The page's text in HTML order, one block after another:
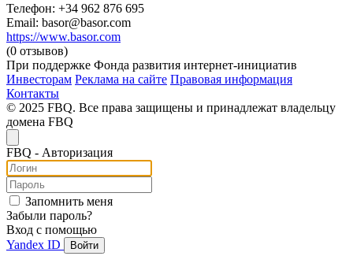
Телефон: +34 962 876 695
Email: basor@basor.com
https://www.basor.com
(0 отзывов)
При поддержке Фонда развития интернет-инициатив
Инвесторам Реклама на сайте Правовая информация
Контакты
© 2025 FBQ. Все права защищены и принадлежат владельцу
домена FBQ
FBQ - Авторизация
Запомнить меня
Забыли пароль?
Вход с помощью
Yandex ID
Войти